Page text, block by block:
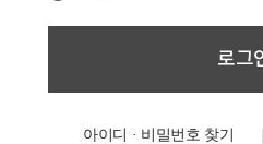
아이디 · 비밀번호 찾기